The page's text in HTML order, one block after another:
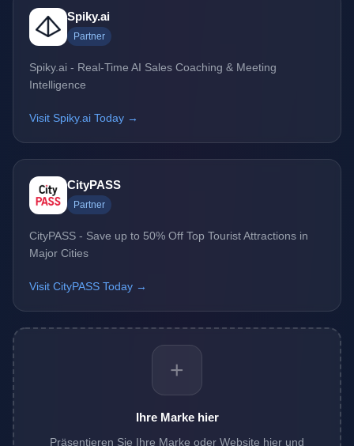
Spiky.ai
Partner
Spiky.ai - Real-Time AI Sales Coaching & Meeting
Intelligence
Visit Spiky.ai Today →
CityPASS
Partner
CityPASS - Save up to 50% Off Top Tourist Attractions in
Major Cities
Visit CityPASS Today →
+
Ihre Marke hier
Präsentieren Sie Ihre Marke oder Website hier und